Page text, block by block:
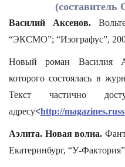
(составитель
Василий Аксенов.
“ЭКСМО”; “Изографус”,
Новый роман Василия
которого состоялась в
Текст частично
адресу<http://
Аэлита. Новая волна.
Екатеринбург, “У-